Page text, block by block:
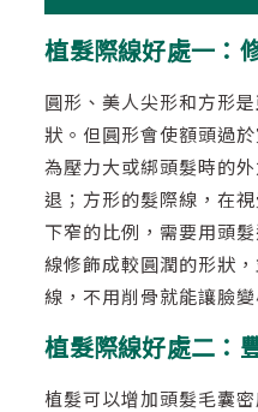
植髮際線好處一：
圓形、美人尖形和方形
狀。但圓形會使額頭過
為壓力大或綁頭髮時的
退；方形的髮際線，在
下窄的比例，需要用頭
線修飾成較圓潤的形狀
線，不用削骨就能讓臉
植髮際線好處二：
植髮可以增加頭髮毛囊